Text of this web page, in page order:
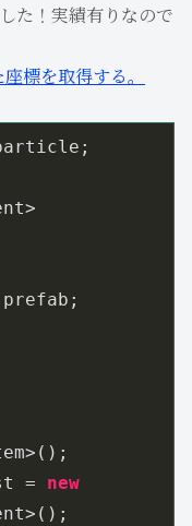
た！実績有りなので
標を取得する。
=
new